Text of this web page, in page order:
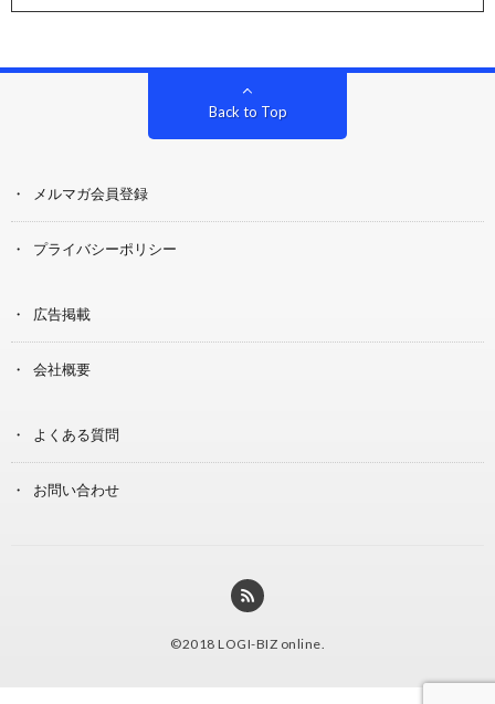
Back to Top
メルマガ会員登録
プライバシーポリシー
広告掲載
会社概要
よくある質問
お問い合わせ
©2018 LOGI-BIZ online.